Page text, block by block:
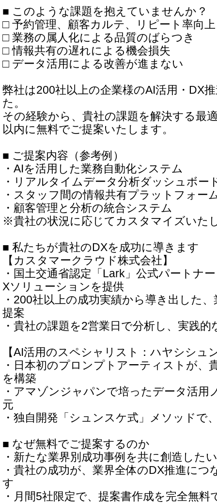
■ このような課題を抱えていませんか？
□ 予約管理、顧客カルテ、リピート率向上
□ 業務の属人化による品質のばらつき
□ 情報共有の遅れによる機会損失
□ データ活用による改善が進まない
弊社は200社以上の企業様のAI活用・DX
た。
その経験から、貴社の課題を解決する最
以内に無料でご提案いたします。
■ ご提案内容（参考例）
・AIを活用した業務自動化システム
・リアルタイムデータ分析ダッシュボー
・スタッフ間の情報共有プラットフォー
・顧客管理と分析の統合システム
※貴社の状況に応じてカスタマイズいた
■ 私たちが貴社のDXを成功に導きます
【カスタマークラウド株式会社】
・国土交通省認定「Lark」公式パートナ
Xソリューションを提供
・200社以上の成功実績から導き出した
提案
・貴社の課題を2営業日で分析し、実践
【AI活用のスペシャリスト：ハヤシシュ
・日本初のプロンプトアーティストが、
を構築
・アマゾンジャパンで培ったデータ活用
元
・独自開発「シュンスケ式」メソッドで
■ なぜ無料でご提案するのか
・新たな業界別成功事例を共に創造した
・貴社の成功が、業界全体のDX推進に
す
・月間5社限定で、提案書作成を完全無料